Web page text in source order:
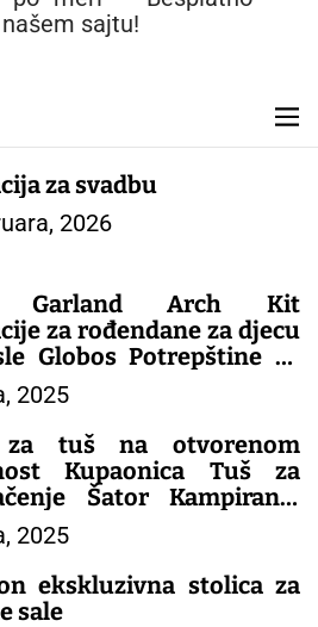
sajtu!
M
e
za svadbu
2026
Garland Arch Kit
za rođendane za djecu
Globos Potrepštine za
zabave Latex Balon
– DEKORACIJA
2025
za tuš na otvorenom
Kupaonica Tuš za
Šator Kampiranje
od kiše Ribolov
Planinarenje Plaža –
PROSLAVE
2025
ekskluzivna stolica za
sale